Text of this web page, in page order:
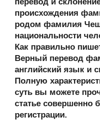
a
ss
ni
ki
o
o
k
A
p
p
a
m
в
и
происхождения
родом фамилия
национальности
Как правильно
Верный перевод
английский язык и
Полную
суть вы можете
статье совершенно
регистрации.